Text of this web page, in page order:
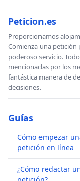
Peticion.es
Proporcionamos
Comienza una
poderoso servicio.
mencionadas por los
fantástica manera de
decisiones.
Guías
Cómo empezar
petición en línea
¿Cómo redactar